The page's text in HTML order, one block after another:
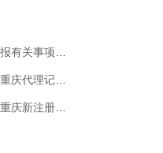
开公司资料，重庆注册公司，重庆代理记账，
大竹新注册公司的避坑指南，重庆新注册公司的避坑指南